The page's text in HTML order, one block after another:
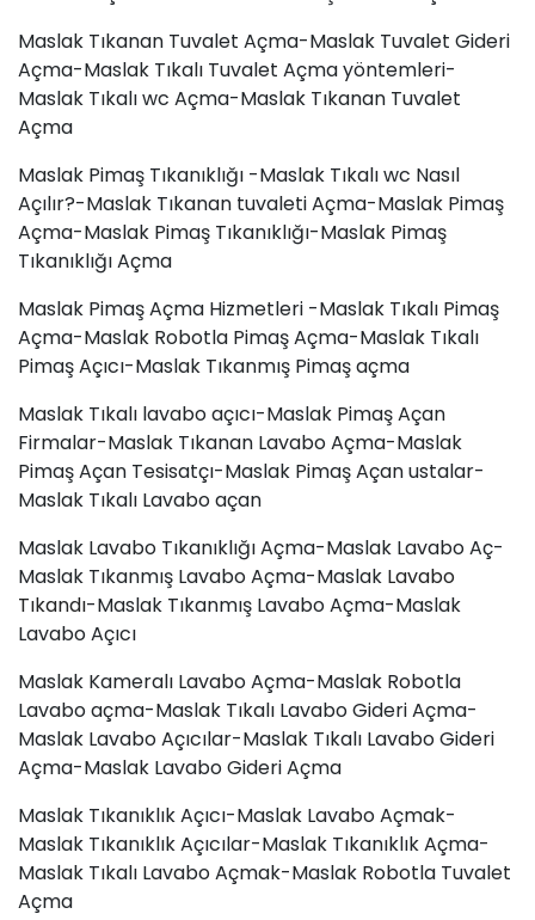
Maslak Tıkanan Tuvalet Açma-Maslak Tuvalet Gideri
Açma-Maslak Tıkalı Tuvalet Açma yöntemleri-
Maslak Tıkalı wc Açma-Maslak Tıkanan Tuvalet
Açma
Maslak Pimaş Tıkanıklığı -Maslak Tıkalı wc Nasıl
Açılır?-Maslak Tıkanan tuvaleti Açma-Maslak Pimaş
Açma-Maslak Pimaş Tıkanıklığı-Maslak Pimaş
Tıkanıklığı Açma
Maslak Pimaş Açma Hizmetleri -Maslak Tıkalı Pimaş
Açma-Maslak Robotla Pimaş Açma-Maslak Tıkalı
Pimaş Açıcı-Maslak Tıkanmış Pimaş açma
Maslak Tıkalı lavabo açıcı-Maslak Pimaş Açan
Firmalar-Maslak Tıkanan Lavabo Açma-Maslak
Pimaş Açan Tesisatçı-Maslak Pimaş Açan ustalar-
Maslak Tıkalı Lavabo açan
Maslak Lavabo Tıkanıklığı Açma-Maslak Lavabo Aç-
Maslak Tıkanmış Lavabo Açma-Maslak Lavabo
Tıkandı-Maslak Tıkanmış Lavabo Açma-Maslak
Lavabo Açıcı
Maslak Kameralı Lavabo Açma-Maslak Robotla
Lavabo açma-Maslak Tıkalı Lavabo Gideri Açma-
Maslak Lavabo Açıcılar-Maslak Tıkalı Lavabo Gideri
Açma-Maslak Lavabo Gideri Açma
Maslak Tıkanıklık Açıcı-Maslak Lavabo Açmak-
Maslak Tıkanıklık Açıcılar-Maslak Tıkanıklık Açma-
Maslak Tıkalı Lavabo Açmak-Maslak Robotla Tuvalet
Açma